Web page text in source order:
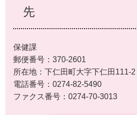
先
保健課
郵便番号：370-2601
所在地：下仁田町大字下仁田111-2
電話番号：0274-82-5490
ファクス番号：0274-70-3013